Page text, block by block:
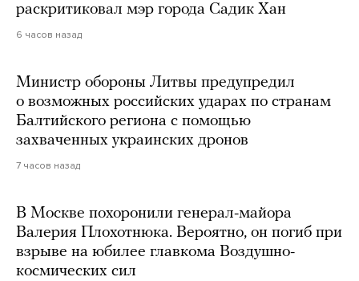
раскритиковал мэр города Садик Хан
6 часов назад
Министр обороны Литвы предупредил
о возможных российских ударах по странам
Балтийского региона с помощью
захваченных украинских дронов
7 часов назад
В Москве похоронили генерал-майора
Валерия Плохотнюка. Вероятно, он погиб при
взрыве на юбилее главкома Воздушно-
космических сил